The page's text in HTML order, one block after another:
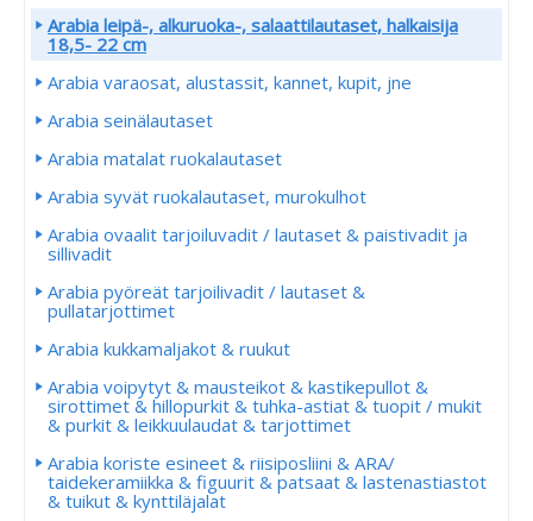
Arabia leipä-, alkuruoka-, salaattilautaset, halkaisija
18,5- 22 cm
Arabia varaosat, alustassit, kannet, kupit, jne
Arabia seinälautaset
Arabia matalat ruokalautaset
Arabia syvät ruokalautaset, murokulhot
Arabia ovaalit tarjoiluvadit / lautaset & paistivadit ja
sillivadit
Arabia pyöreät tarjoilivadit / lautaset &
pullatarjottimet
Arabia kukkamaljakot & ruukut
Arabia voipytyt & mausteikot & kastikepullot &
sirottimet & hillopurkit & tuhka-astiat & tuopit / mukit
& purkit & leikkuulaudat & tarjottimet
Arabia koriste esineet & riisiposliini & ARA/
taidekeramiikka & figuurit & patsaat & lastenastiastot
& tuikut & kynttiläjalat